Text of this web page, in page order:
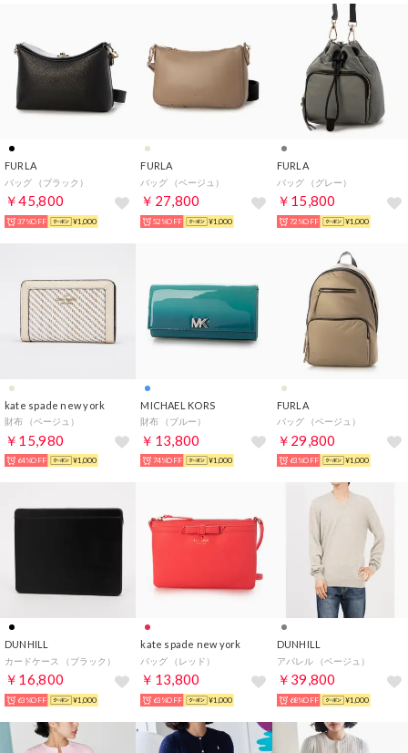
FURLA
バッグ （ブラック）
￥45,800
37%OFF ¥1,000
FURLA
バッグ （ベージュ）
￥27,800
52%OFF ¥1,000
FURLA
バッグ （グレー）
￥15,800
72%OFF ¥1,000
kate spade new york
財布 （ベージュ）
￥15,980
64%OFF ¥1,000
MICHAEL KORS
財布 （ブルー）
￥13,800
74%OFF ¥1,000
FURLA
バッグ （ベージュ）
￥29,800
63%OFF ¥1,000
DUNHILL
カードケース （ブラック）
￥16,800
63%OFF ¥1,000
kate spade new york
バッグ （レッド）
￥13,800
63%OFF ¥1,000
DUNHILL
アパレル （ベージュ）
￥39,800
68%OFF ¥1,000